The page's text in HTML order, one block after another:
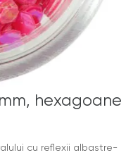
hexagoane
cu reflexii albastre-